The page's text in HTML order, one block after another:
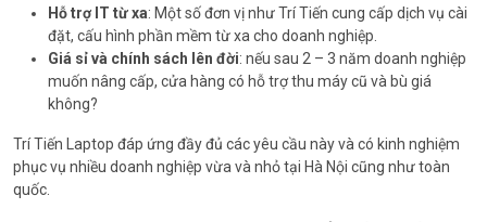
Hỗ trợ IT từ xa: Một số đơn vị như Trí Tiến cung cấp dịch vụ cài
đặt, cấu hình phần mềm từ xa cho doanh nghiệp.
Giá sỉ và chính sách lên đời: nếu sau 2 – 3 năm doanh nghiệp
muốn nâng cấp, cửa hàng có hỗ trợ thu máy cũ và bù giá
không?
Trí Tiến Laptop đáp ứng đầy đủ các yêu cầu này và có kinh nghiệm
phục vụ nhiều doanh nghiệp vừa và nhỏ tại Hà Nội cũng như toàn
quốc.